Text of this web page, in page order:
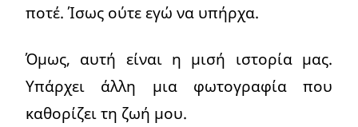
ποτέ. Ίσως ούτε εγώ να υπήρχα.
Όμως, αυτή είναι η μισή ιστορία μας.
Υπάρχει άλλη μια φωτογραφία που
καθορίζει τη ζωή μου.